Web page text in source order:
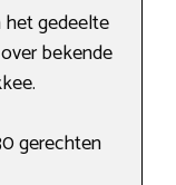
gedeelte
bekende
gerechten